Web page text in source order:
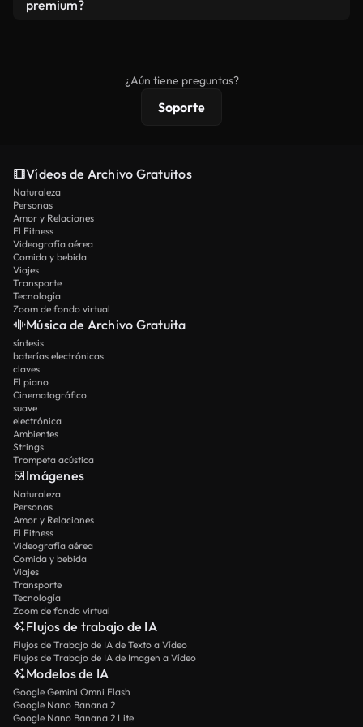
premium?
protecciones de licencia extendidas.
¿Aún tiene preguntas?
Soporte
Vídeos de Archivo Gratuitos
Naturaleza
Personas
Amor y Relaciones
El Fitness
Videografía aérea
Comida y bebida
Viajes
Transporte
Tecnología
Zoom de fondo virtual
Música de Archivo Gratuita
síntesis
baterías electrónicas
claves
El piano
Cinematográfico
suave
electrónica
Ambientes
Strings
Trompeta acústica
Imágenes
Naturaleza
Personas
Amor y Relaciones
El Fitness
Videografía aérea
Comida y bebida
Viajes
Transporte
Tecnología
Zoom de fondo virtual
Flujos de trabajo de IA
Flujos de Trabajo de IA de Texto a Vídeo
Flujos de Trabajo de IA de Imagen a Vídeo
Modelos de IA
Google Gemini Omni Flash
Google Nano Banana 2
Google Nano Banana 2 Lite